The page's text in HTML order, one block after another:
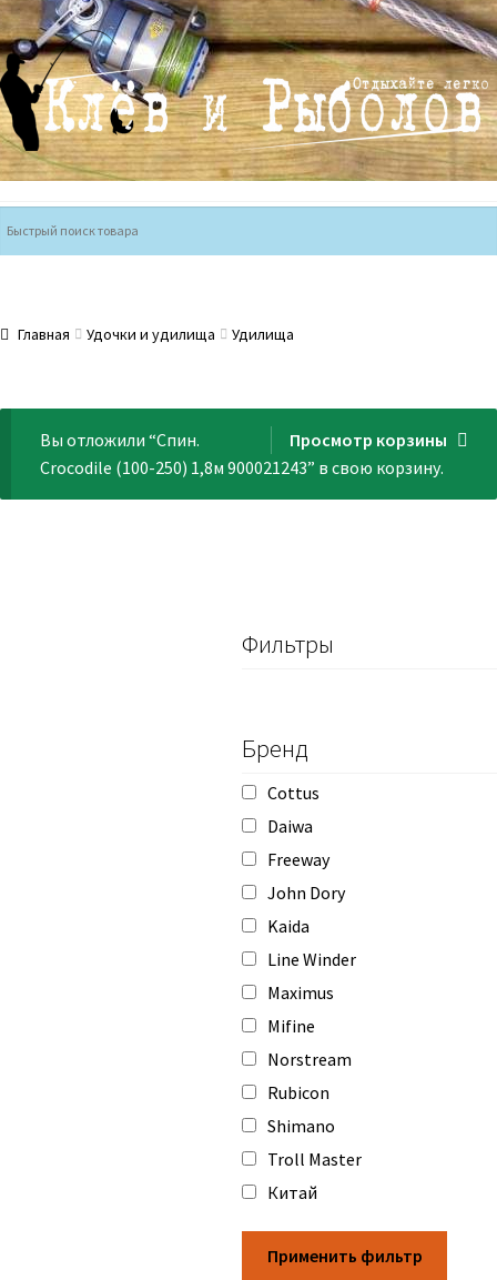
Перейти
к
навигации
Перейти
к
содержимому
Главная Удочки и удилища Удилища
Просмотр корзины
Вы отложили “Спин.
Crocodile (100-250) 1,8м 900021243” в свою корзину.
Фильтры
Бренд
Cottus
Daiwa
Freeway
John Dory
Kaida
Line Winder
Maximus
Mifine
Norstream
Rubicon
Shimano
Troll Master
Китай
Применить фильтр